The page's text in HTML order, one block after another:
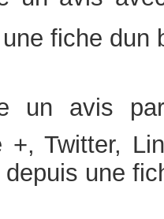
fiche dun
un avis
+, Twitter,
depuis une